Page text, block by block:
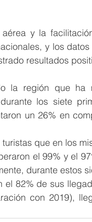
y la
y los
resultados
la región que ha
los siete
un 26% en
que en los
el 99% y el
durante estos
el 82% de sus
con 2019),